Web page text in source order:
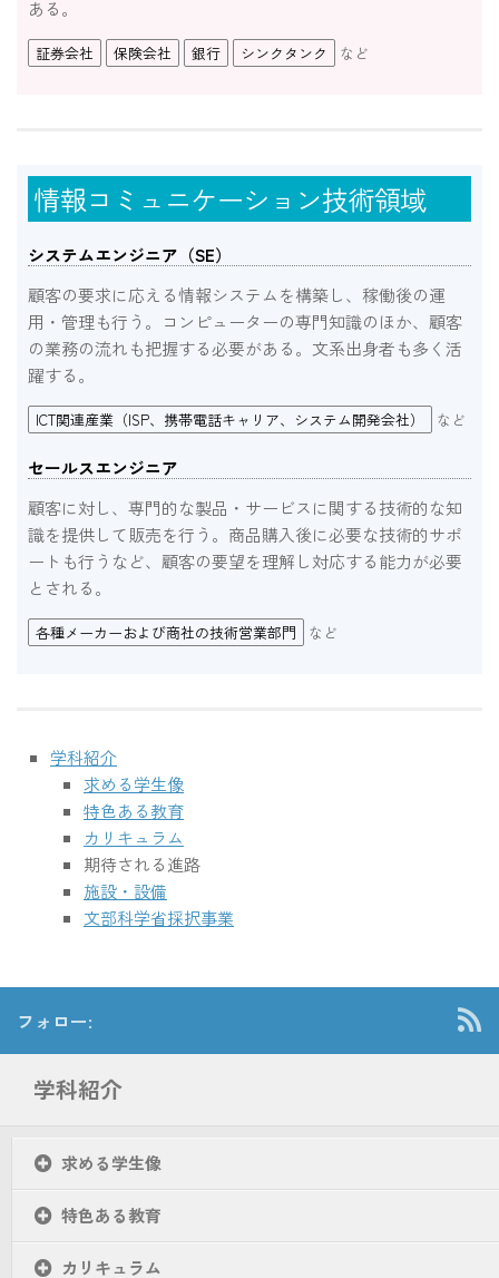
ある。
証券会社 保険会社 銀行 シンクタンク など
情報コミュニケーション技術領域
システムエンジニア（SE）
顧客の要求に応える情報システムを構築し、稼働後の運
用・管理も行う。コンピューターの専門知識のほか、顧客
の業務の流れも把握する必要がある。文系出身者も多く活
躍する。
ICT関連産業（ISP、携帯電話キャリア、システム開発会社） など
セールスエンジニア
顧客に対し、専門的な製品・サービスに関する技術的な知
識を提供して販売を行う。商品購入後に必要な技術的サポ
ートも行うなど、顧客の要望を理解し対応する能力が必要
とされる。
各種メーカーおよび商社の技術営業部門 など
学科紹介
求める学生像
特色ある教育
カリキュラム
期待される進路
施設・設備
文部科学省採択事業
フォロー:
学科紹介
求める学生像
特色ある教育
カリキュラム